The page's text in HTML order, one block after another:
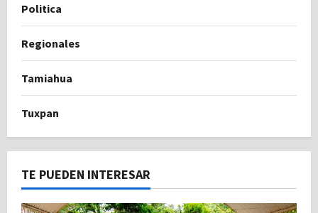
Politica
Regionales
Tamiahua
Tuxpan
TE PUEDEN INTERESAR